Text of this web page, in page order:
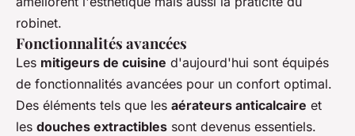
robinet.
Fonctionnalités avancées
Les mitigeurs de cuisine d'aujourd'hui sont équipés
de fonctionnalités avancées pour un confort optimal.
Des éléments tels que les aérateurs anticalcaire et
les douches extractibles sont devenus essentiels.